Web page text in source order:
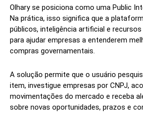
Olhary se posiciona como uma Public
Na prática, isso significa que a
públicos, inteligência artificial e
para ajudar empresas a entenderem
compras governamentais.
A solução permite que o usuário
item, investigue empresas por CNPJ,
movimentações do mercado e receba
sobre novas oportunidades, prazos e